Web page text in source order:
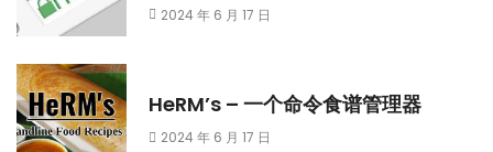
2024 年 6 月 17 日
HeRM’s – 一个命令食谱管理器
2024 年 6 月 17 日